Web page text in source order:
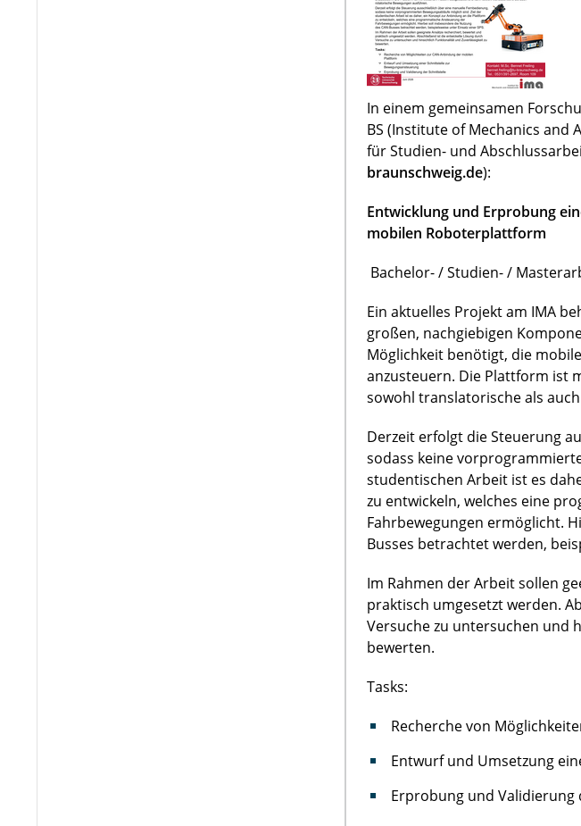
In einem gemeinsamen
BS (Institute of Mechanics and
für Studien- und
braunschweig.de):
Entwicklung und Erprobung
mobilen Roboterplattform
Bachelor- / Studien- /
Ein aktuelles Projekt am IMA
großen, nachgiebigen
Möglichkeit benötigt, die
anzusteuern. Die Plattform ist
sowohl translatorische als
Derzeit erfolgt die Steuerung
sodass keine
studentischen Arbeit ist es
zu entwickeln, welches eine
Fahrbewegungen ermöglicht.
Busses betrachtet werden,
Im Rahmen der Arbeit sollen
praktisch umgesetzt werden.
Versuche zu untersuchen und
bewerten.
Tasks:
Recherche von
Entwurf und Umsetzung
Erprobung und Validierung